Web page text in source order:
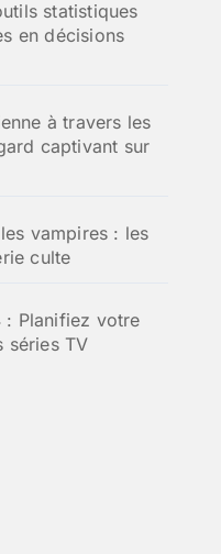
statistiques
en décisions
à travers les
captivant sur
vampires : les
culte
Planifiez votre
séries TV